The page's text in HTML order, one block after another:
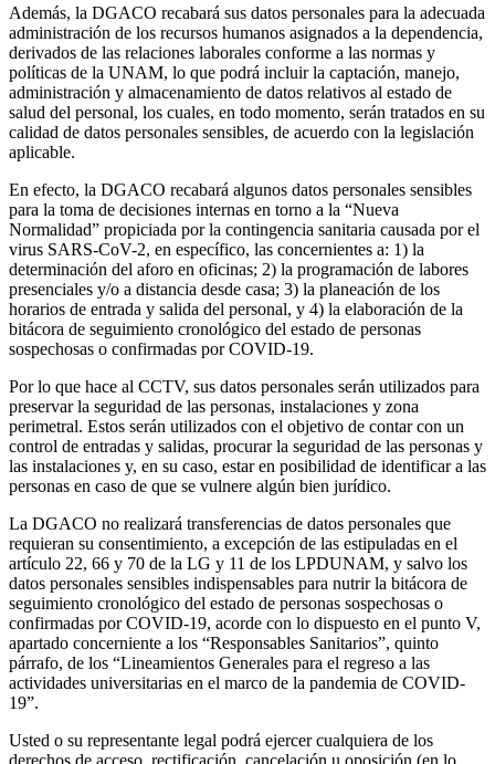
Además, la DGACO recabará sus datos personales para la adecuada
administración de los recursos humanos asignados a la dependencia,
derivados de las relaciones laborales conforme a las normas y
políticas de la UNAM, lo que podrá incluir la captación, manejo,
administración y almacenamiento de datos relativos al estado de
salud del personal, los cuales, en todo momento, serán tratados en su
calidad de datos personales sensibles, de acuerdo con la legislación
aplicable.
En efecto, la DGACO recabará algunos datos personales sensibles
para la toma de decisiones internas en torno a la “Nueva
Normalidad” propiciada por la contingencia sanitaria causada por el
virus SARS-CoV-2, en específico, las concernientes a: 1) la
determinación del aforo en oficinas; 2) la programación de labores
presenciales y/o a distancia desde casa; 3) la planeación de los
horarios de entrada y salida del personal, y 4) la elaboración de la
bitácora de seguimiento cronológico del estado de personas
sospechosas o confirmadas por COVID-19.
Por lo que hace al CCTV, sus datos personales serán utilizados para
preservar la seguridad de las personas, instalaciones y zona
perimetral. Estos serán utilizados con el objetivo de contar con un
control de entradas y salidas, procurar la seguridad de las personas y
las instalaciones y, en su caso, estar en posibilidad de identificar a las
personas en caso de que se vulnere algún bien jurídico.
La DGACO no realizará transferencias de datos personales que
requieran su consentimiento, a excepción de las estipuladas en el
artículo 22, 66 y 70 de la LG y 11 de los LPDUNAM, y salvo los
datos personales sensibles indispensables para nutrir la bitácora de
seguimiento cronológico del estado de personas sospechosas o
confirmadas por COVID-19, acorde con lo dispuesto en el punto V,
apartado concerniente a los “Responsables Sanitarios”, quinto
párrafo, de los “Lineamientos Generales para el regreso a las
actividades universitarias en el marco de la pandemia de COVID-
19”.
Usted o su representante legal podrá ejercer cualquiera de los